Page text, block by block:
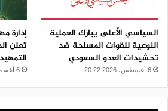
السياسي الأعلى يبارك العملية
النوعية للقوات المسلحة ضد
تحشيدات العدو السعودي
6 أغسطس، 2026 20:22
إدارة
تعلن
6 أغسطس، 2026 20:19